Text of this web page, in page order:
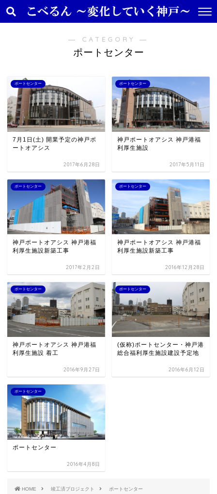
― CATEGORY ―
ポートセンター
ポートセンター
7月1日(土) 開業予定の神戸ポ
ートオアシス
2017年6月28日
ポートセンター
神戸ポートオアシス 神戸港福
利厚生施設
2017年5月11日
ポートセンター
神戸ポートオアシス 神戸港福
利厚生施設新築工事
2017年2月2日
ポートセンター
神戸ポートオアシス 神戸港福
利厚生施設新築工事
2016年12月28日
ポートセンター
神戸ポートオアシス 神戸港福
利厚生施設 着工
2016年9月27日
ポートセンター
(仮称)ポートセンター・神戸港
総合福利厚生施設建設予定地
2016年6月12日
ポートセンター
ポートセンター
2016年4月8日
HOME 竣工済プロジェクト ポートセンター